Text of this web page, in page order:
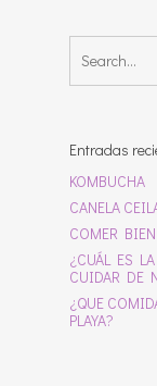
Entradas
KOMBUCHA
CANELA
COMER
¿CUÁL ES
CUIDAR DE
¿QUE
PLAYA?